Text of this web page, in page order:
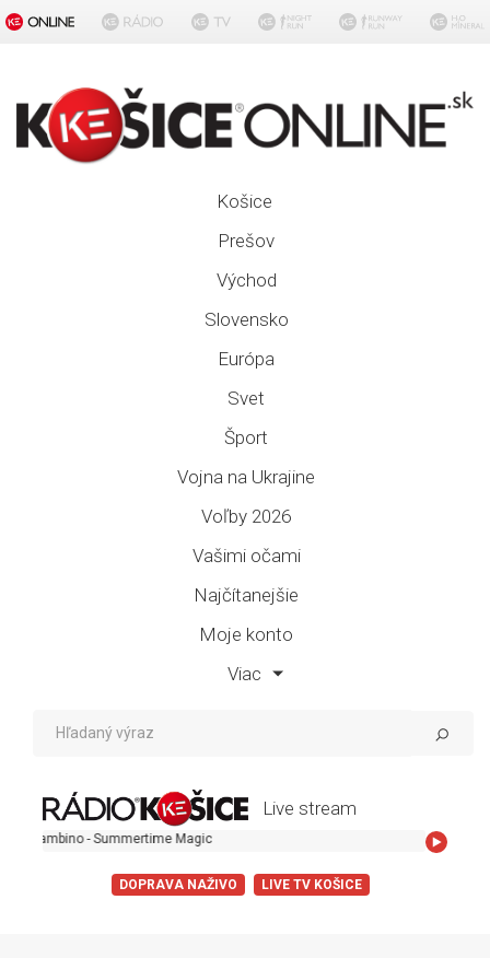
Košice
Prešov
Východ
Slovensko
Európa
Svet
Šport
Vojna na Ukrajine
Voľby 2026
Vašimi očami
Najčítanejšie
Moje konto
Viac
Live stream
- Summertime Magic
DOPRAVA NAŽIVO LIVE TV KOŠICE